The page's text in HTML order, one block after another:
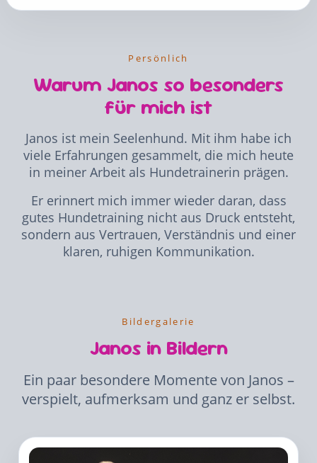
Persönlich
Warum Janos so besonders
für mich ist
Janos ist mein Seelenhund. Mit ihm habe ich
viele Erfahrungen gesammelt, die mich heute
in meiner Arbeit als Hundetrainerin prägen.
Er erinnert mich immer wieder daran, dass
gutes Hundetraining nicht aus Druck entsteht,
sondern aus Vertrauen, Verständnis und einer
klaren, ruhigen Kommunikation.
Bildergalerie
Janos in Bildern
Ein paar besondere Momente von Janos –
verspielt, aufmerksam und ganz er selbst.